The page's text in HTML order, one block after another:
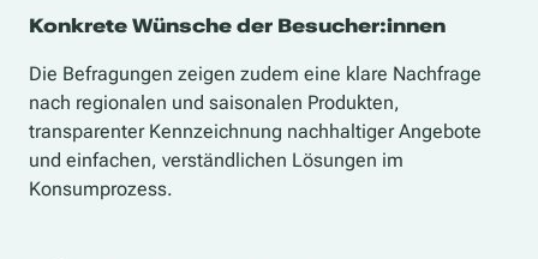
Konkrete Wünsche der Besucher:innen
Die Befragungen zeigen zudem eine klare Nachfrage
nach regionalen und saisonalen Produkten,
transparenter Kennzeichnung nachhaltiger Angebote
und einfachen, verständlichen Lösungen im
Konsumprozess.